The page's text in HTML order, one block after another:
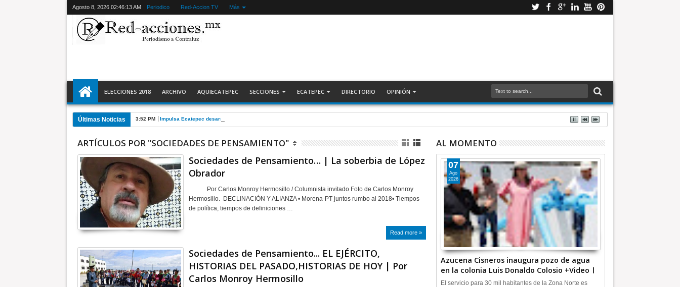
Agosto 8, 2026 02:46:14 AM Periodico Red-Accion TV Más
ELECCIONES 2018 ARCHIVO AQUIECATEPEC SECCIONES ECATEPEC DIRECTORIO OPINIÓN
Últimas Noticias 3:52 PM Impulsa Ecatepec desarrollo laboral en sus juventudes; inauguran Feria de Empleo y Emprendedores 2026 +Video | INFORMATIVA
ARTÍCULOS POR "SOCIEDADES DE PENSAMIENTO"
Sociedades de Pensamiento… | La soberbia de López
Obrador
Por Carlos Monroy Hermosillo / Columnista invitado Foto de Carlos Monroy
Hermosillo. DECLINACIÓN Y ALIANZA • Morena-PT juntos rumbo al 2018• Tiempos
de política, tiempos de definiciones …
Read more »
Sociedades de Pensamiento... EL EJÉRCITO,
HISTORIAS DEL PASADO,HISTORIAS DE HOY | Por
Carlos Monroy Hermosillo
AL MOMENTO
Azucena Cisneros inaugura pozo de agua
en la colonia Luis Donaldo Colosio +Video |
INFORMATIVA
07
Ago
2026
El servicio para 30 mil habitantes de la Zona Norte es